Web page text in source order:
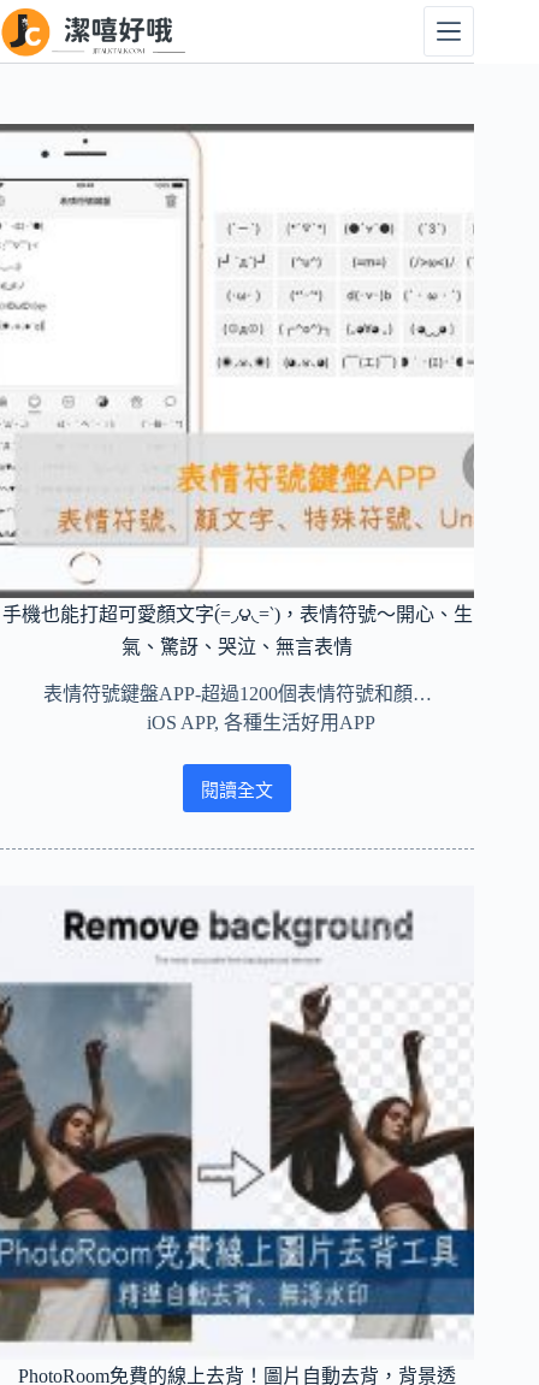
跳
至
內
手機也能打超可愛顏文字(́=◞౪◟=‵)，表情符號～開心、生
氣、驚訝、哭泣、無言表情
表情符號鍵盤APP-超過1200個表情符號和顏…
iOS APP,各種生活好用APP
閱讀全文
手
也
超
可
(́=◞౪◟=‵)，
符
號
開
心、
生
氣、
PhotoRoom免費的線上去背！圖片自動去背，背景透